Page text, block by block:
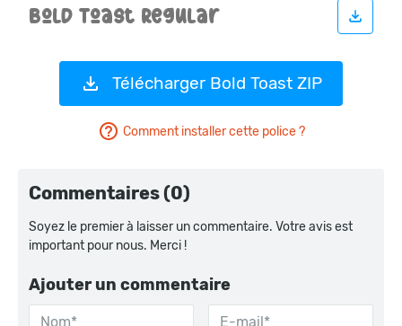
Télécharger Bold Toast ZIP
Comment installer cette police ?
Commentaires (0)
Soyez le premier à laisser un commentaire. Votre avis est
important pour nous. Merci !
Ajouter un commentaire